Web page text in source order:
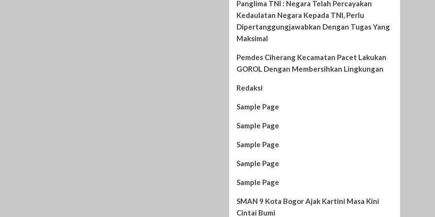
Panglima TNI : Negara Telah Percayakan
Kedaulatan Negara Kepada TNI, Perlu
Dipertanggungjawabkan Dengan Tugas Yang
Maksimal
Pemdes Ciherang Kecamatan Pacet Lakukan
GOROL Dengan Membersihkan Lingkungan
Redaksi
Sample Page
Sample Page
Sample Page
Sample Page
Sample Page
SMAN 9 Kota Bogor Ajak Kartini Masa Kini
Cintai Bumi